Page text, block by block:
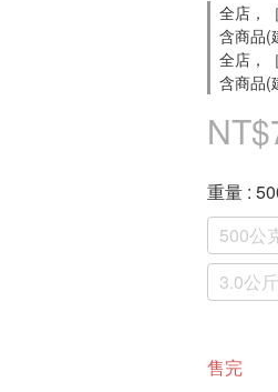
全店，
含商品(
全店，
含商品(
重量 :
500公
3.0公
售完